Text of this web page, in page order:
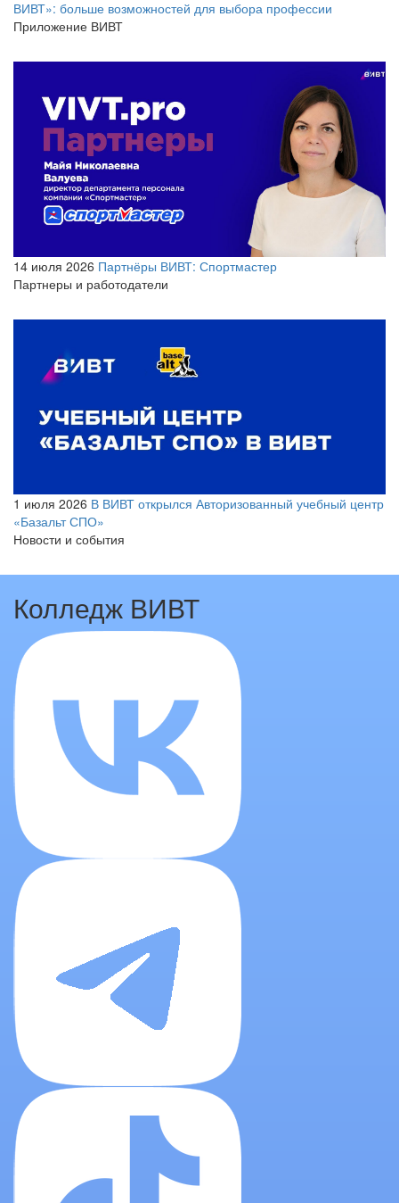
ВИВТ»: больше возможностей для выбора профессии
Приложение ВИВТ
14 июля 2026 Партнёры ВИВТ: Спортмастер
Партнеры и работодатели
1 июля 2026 В ВИВТ открылся Авторизованный учебный центр
«Базальт СПО»
Новости и события
Колледж ВИВТ